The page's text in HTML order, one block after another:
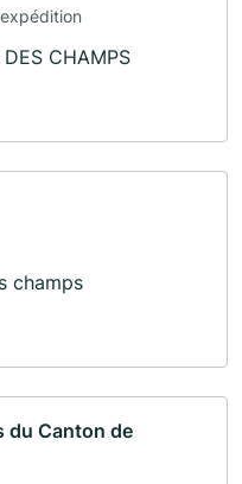
CHAMPS
champs
du Canton de